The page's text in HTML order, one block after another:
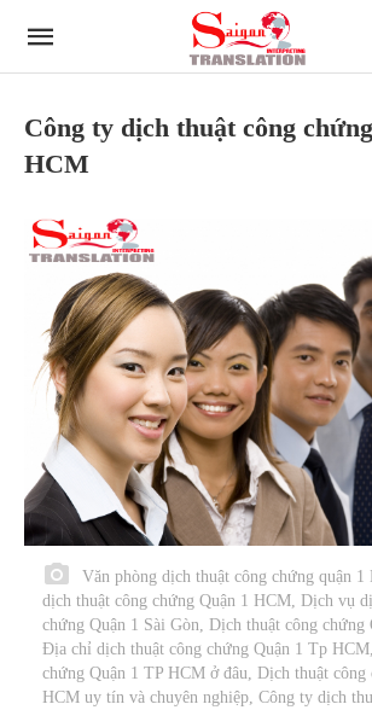
Công ty dịch thuật công
HCM
Văn phòng dịch thuật công chứng quận
dịch thuật công chứng Quận 1 HCM, Dịch vụ
chứng Quận 1 Sài Gòn, Dịch thuật công chứng
Địa chỉ dịch thuật công chứng Quận 1 Tp
chứng Quận 1 TP HCM ở đâu, Dịch thuật công
HCM uy tín và chuyên nghiệp, Công ty dịch